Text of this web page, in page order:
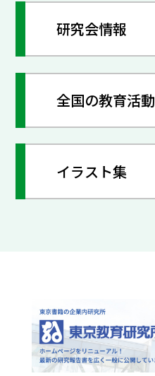
研究会情報
全国の教育活動
イラスト集